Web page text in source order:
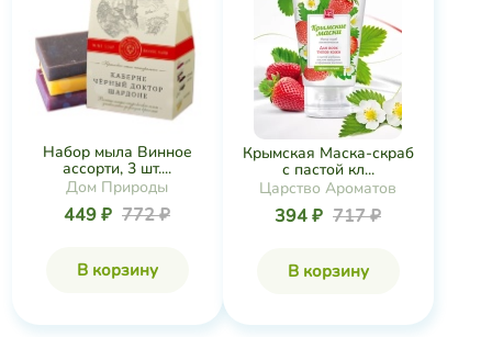
Набор мыла Винное
ассорти, 3 шт....
Дом Природы
449 ₽ 772 ₽
В корзину
Крымская Маска-скраб
с пастой кл...
Царство Ароматов
394 ₽ 717 ₽
В корзину